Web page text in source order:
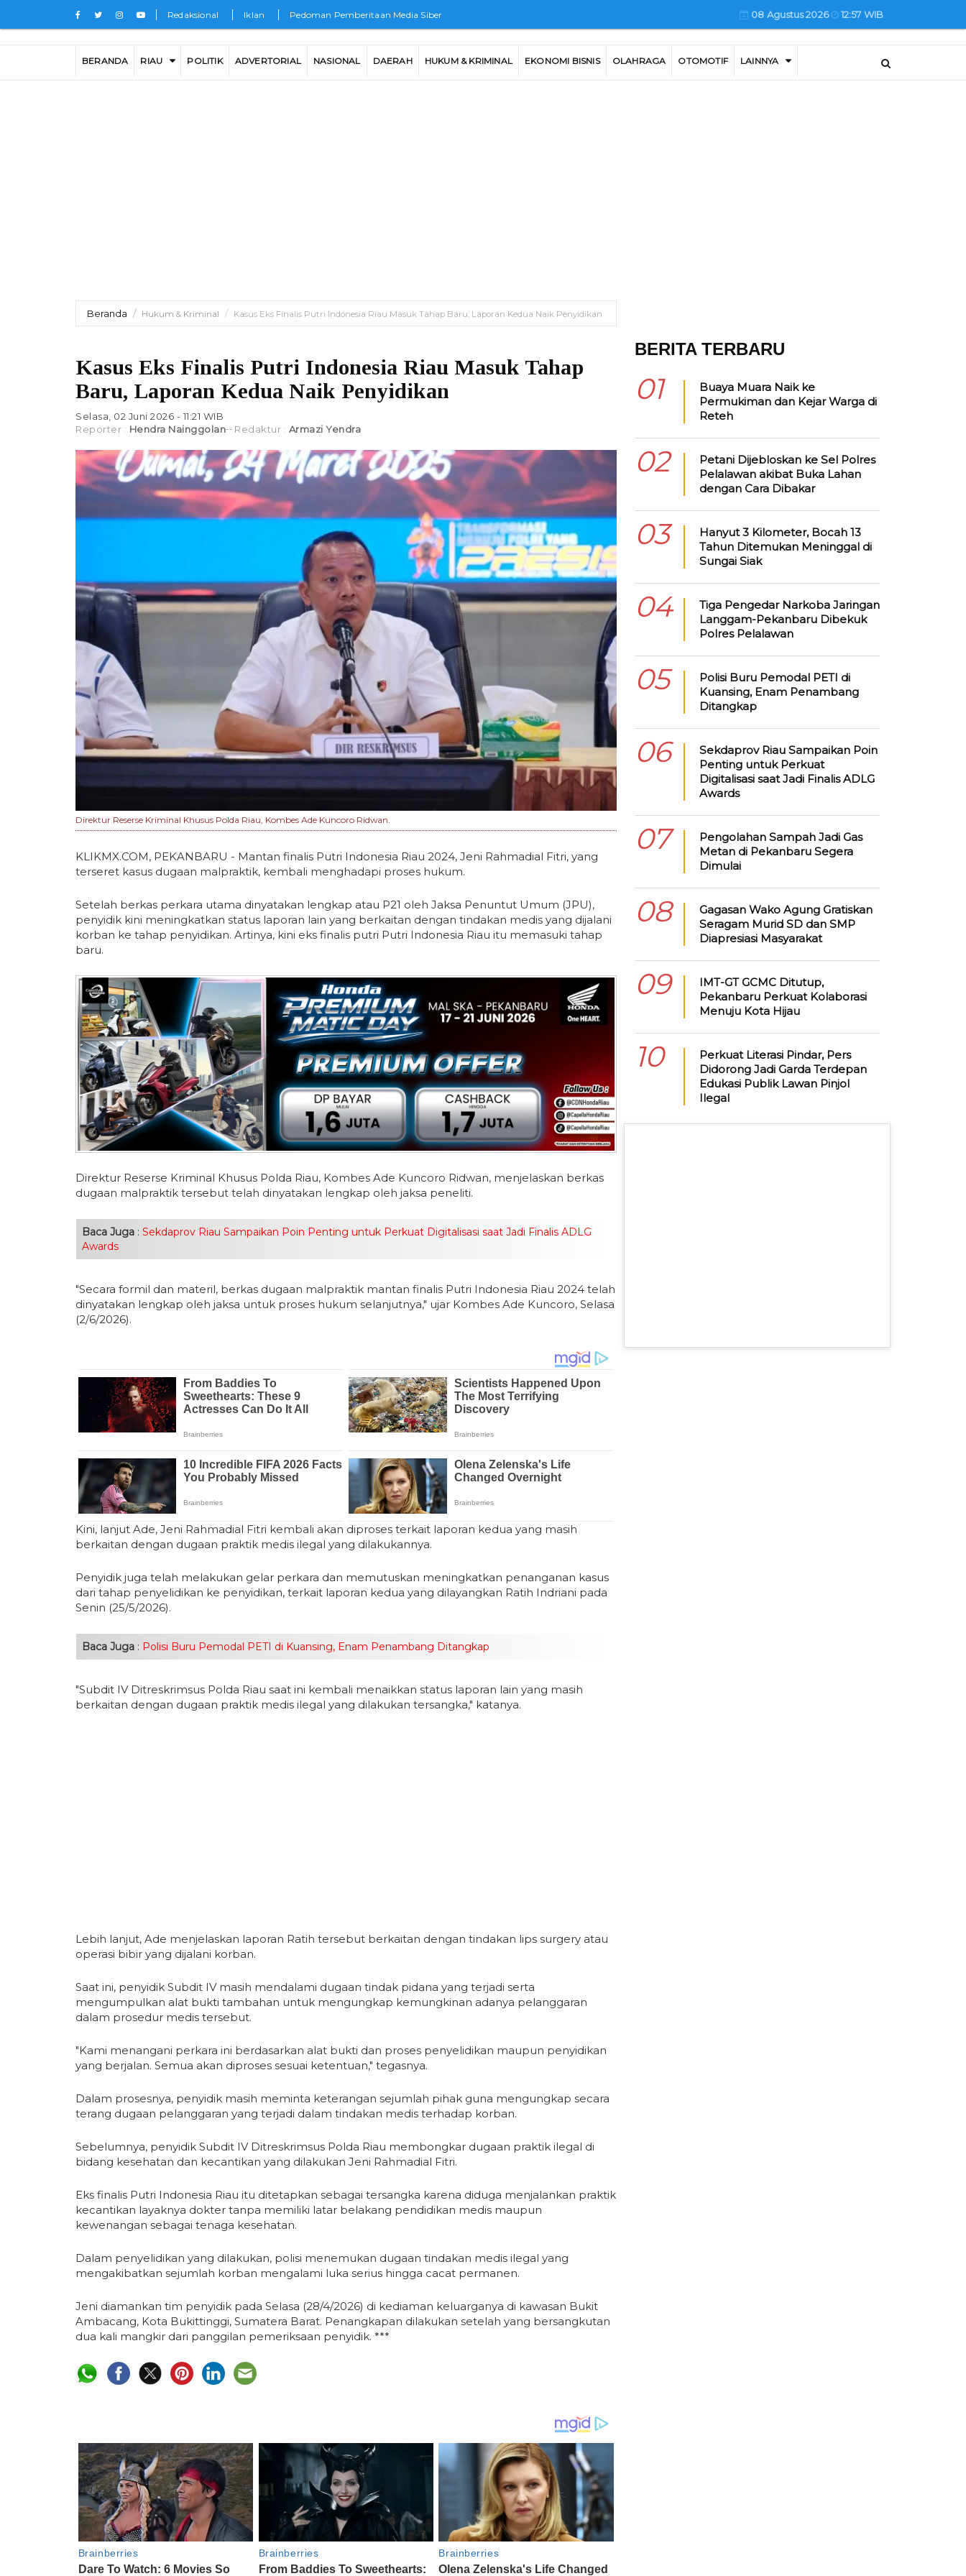
Redaksional Iklan Pedoman Pemberitaan Media Siber 08 Agustus 2026 12:57 WIB
BERANDA RIAU POLITIK ADVERTORIAL NASIONAL DAERAH HUKUM & KRIMINAL EKONOMI BISNIS OLAHRAGA OTOMOTIF LAINNYA
Beranda Hukum & Kriminal Kasus Eks Finalis Putri Indonesia Riau Masuk Tahap Baru, Laporan Kedua Naik Penyidikan
Kasus Eks Finalis Putri Indonesia Riau Masuk Tahap
Baru, Laporan Kedua Naik Penyidikan
Selasa, 02 Juni 2026 - 11:21 WIB
Reporter : Hendra Nainggolan Redaktur : Armazi Yendra
Direktur Reserse Kriminal Khusus Polda Riau, Kombes Ade Kuncoro Ridwan.
KLIKMX.COM, PEKANBARU - Mantan finalis Putri Indonesia Riau 2024, Jeni Rahmadial Fitri, yang
terseret kasus dugaan malpraktik, kembali menghadapi proses hukum.
Setelah berkas perkara utama dinyatakan lengkap atau P21 oleh Jaksa Penuntut Umum (JPU),
penyidik kini meningkatkan status laporan lain yang berkaitan dengan tindakan medis yang dijalani
korban ke tahap penyidikan. Artinya, kini eks finalis putri Putri Indonesia Riau itu memasuki tahap
baru.
Direktur Reserse Kriminal Khusus Polda Riau, Kombes Ade Kuncoro Ridwan, menjelaskan berkas
dugaan malpraktik tersebut telah dinyatakan lengkap oleh jaksa peneliti.
Baca Juga : Sekdaprov Riau Sampaikan Poin Penting untuk Perkuat Digitalisasi saat Jadi Finalis ADLG
Awards
"Secara formil dan materil, berkas dugaan malpraktik mantan finalis Putri Indonesia Riau 2024 telah
dinyatakan lengkap oleh jaksa untuk proses hukum selanjutnya," ujar Kombes Ade Kuncoro, Selasa
(2/6/2026).
Kini, lanjut Ade, Jeni Rahmadial Fitri kembali akan diproses terkait laporan kedua yang masih
berkaitan dengan dugaan praktik medis ilegal yang dilakukannya.
Penyidik juga telah melakukan gelar perkara dan memutuskan meningkatkan penanganan kasus
dari tahap penyelidikan ke penyidikan, terkait laporan kedua yang dilayangkan Ratih Indriani pada
Senin (25/5/2026).
Baca Juga : Polisi Buru Pemodal PETI di Kuansing, Enam Penambang Ditangkap
"Subdit IV Ditreskrimsus Polda Riau saat ini kembali menaikkan status laporan lain yang masih
berkaitan dengan dugaan praktik medis ilegal yang dilakukan tersangka," katanya.
Lebih lanjut, Ade menjelaskan laporan Ratih tersebut berkaitan dengan tindakan lips surgery atau
operasi bibir yang dijalani korban.
Saat ini, penyidik Subdit IV masih mendalami dugaan tindak pidana yang terjadi serta
mengumpulkan alat bukti tambahan untuk mengungkap kemungkinan adanya pelanggaran
dalam prosedur medis tersebut.
"Kami menangani perkara ini berdasarkan alat bukti dan proses penyelidikan maupun penyidikan
yang berjalan. Semua akan diproses sesuai ketentuan," tegasnya.
Dalam prosesnya, penyidik masih meminta keterangan sejumlah pihak guna mengungkap secara
terang dugaan pelanggaran yang terjadi dalam tindakan medis terhadap korban.
Sebelumnya, penyidik Subdit IV Ditreskrimsus Polda Riau membongkar dugaan praktik ilegal di
bidang kesehatan dan kecantikan yang dilakukan Jeni Rahmadial Fitri.
Eks finalis Putri Indonesia Riau itu ditetapkan sebagai tersangka karena diduga menjalankan praktik
kecantikan layaknya dokter tanpa memiliki latar belakang pendidikan medis maupun
kewenangan sebagai tenaga kesehatan.
Dalam penyelidikan yang dilakukan, polisi menemukan dugaan tindakan medis ilegal yang
mengakibatkan sejumlah korban mengalami luka serius hingga cacat permanen.
Jeni diamankan tim penyidik pada Selasa (28/4/2026) di kediaman keluarganya di kawasan Bukit
Ambacang, Kota Bukittinggi, Sumatera Barat. Penangkapan dilakukan setelah yang bersangkutan
dua kali mangkir dari panggilan pemeriksaan penyidik. ***
BERITA TERBARU
01
Buaya Muara Naik ke
Permukiman dan Kejar Warga di
Reteh
02
Petani Dijebloskan ke Sel Polres
Pelalawan akibat Buka Lahan
dengan Cara Dibakar
03
Hanyut 3 Kilometer, Bocah 13
Tahun Ditemukan Meninggal di
Sungai Siak
04
Tiga Pengedar Narkoba Jaringan
Langgam-Pekanbaru Dibekuk
Polres Pelalawan
05
Polisi Buru Pemodal PETI di
Kuansing, Enam Penambang
Ditangkap
06
Sekdaprov Riau Sampaikan Poin
Penting untuk Perkuat
Digitalisasi saat Jadi Finalis ADLG
Awards
07
Pengolahan Sampah Jadi Gas
Metan di Pekanbaru Segera
Dimulai
08
Gagasan Wako Agung Gratiskan
Seragam Murid SD dan SMP
Diapresiasi Masyarakat
09
IMT-GT GCMC Ditutup,
Pekanbaru Perkuat Kolaborasi
Menuju Kota Hijau
10
Perkuat Literasi Pindar, Pers
Didorong Jadi Garda Terdepan
Edukasi Publik Lawan Pinjol
Ilegal